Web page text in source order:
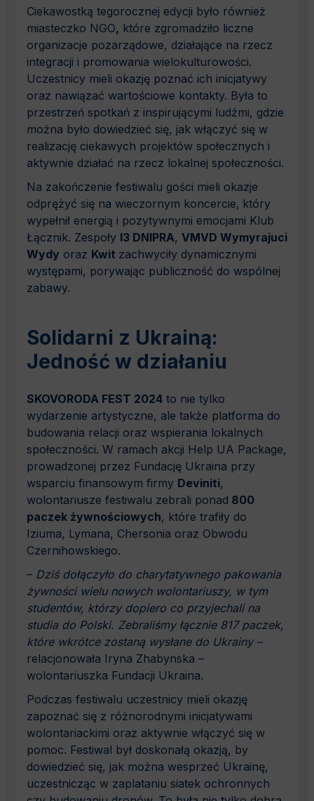
Ciekawostką tegorocznej edycji było również
miasteczko NGO, które zgromadziło liczne
organizacje pozarządowe, działające na rzecz
integracji i promowania wielokulturowości.
Uczestnicy mieli okazję poznać ich inicjatywy
oraz nawiązać wartościowe kontakty. Była to
przestrzeń spotkań z inspirującymi ludźmi, gdzie
można było dowiedzieć się, jak włączyć się w
realizację ciekawych projektów społecznych i
aktywnie działać na rzecz lokalnej społeczności.
Na zakończenie festiwalu gości mieli okazje
odprężyć się na wieczornym koncercie, który
wypełnił energią i pozytywnymi emocjami Klub
Łącznik. Zespoły IЗ DNIPRA, VMVD Wymyrajuci
Wydy oraz Kwit zachwyciły dynamicznymi
występami, porywając publiczność do wspólnej
zabawy.
Solidarni z Ukrainą:
Jedność w działaniu
SKOVORODA FEST 2024 to nie tylko
wydarzenie artystyczne, ale także platforma do
budowania relacji oraz wspierania lokalnych
społeczności. W ramach akcji Help UA Package,
prowadzonej przez Fundację Ukraina przy
wsparciu finansowym firmy Deviniti,
wolontariusze festiwalu zebrali ponad 800
paczek żywnościowych, które trafiły do
Iziuma, Lymana, Chersonia oraz Obwodu
Czernihowskiego.
– Dziś dołączyło do charytatywnego pakowania
żywności wielu nowych wolontariuszy, w tym
studentów, którzy dopiero co przyjechali na
studia do Polski. Zebraliśmy łącznie 817 paczek,
które wkrótce zostaną wysłane do Ukrainy –
relacjonowała Iryna Zhabynska –
wolontariuszka Fundacji Ukraina.
Podczas festiwalu uczestnicy mieli okazję
zapoznać się z różnorodnymi inicjatywami
wolontariackimi oraz aktywnie włączyć się w
pomoc. Festiwal był doskonałą okazją, by
dowiedzieć się, jak można wesprzeć Ukrainę,
uczestnicząc w zaplataniu siatek ochronnych